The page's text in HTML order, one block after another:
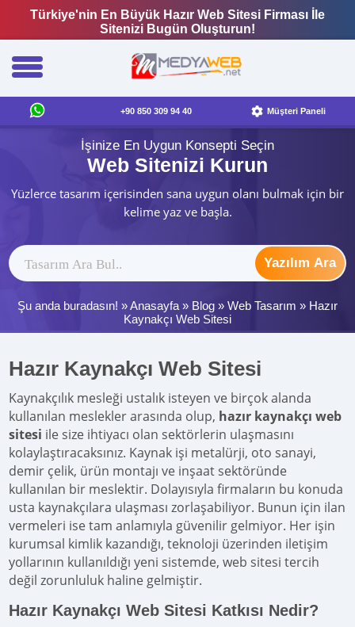
Türkiye'nin En Büyük Hazır Web Sitesi Firması İle
Sitenizi Bugün Oluşturun!
+90 850 309 94 40 Müşteri Paneli
İşinize En Uygun Konsepti Seçin
Web Sitenizi Kurun
Yüzlerce tasarım içerisinden sana uygun olanı bulmak için bir
kelime yaz ve başla.
Yazılım Ara
Şu anda buradasın! »Anasayfa » Blog » Web Tasarım » Hazır
Kaynakçı Web Sitesi
Hazır Kaynakçı Web Sitesi
Kaynakçılık mesleği ustalık isteyen ve birçok alanda
kullanılan meslekler arasında olup, hazır kaynakçı web
sitesi ile size ihtiyacı olan sektörlerin ulaşmasını
kolaylaştıracaksınız. Kaynak işi metalürji, oto sanayi,
demir çelik, ürün montajı ve inşaat sektöründe
kullanılan bir meslektir. Dolayısıyla firmaların bu konuda
usta kaynakçılara ulaşması zorlaşabiliyor. Bunun için ilan
vermeleri ise tam anlamıyla güvenilir gelmiyor. Her işin
kurumsal kimlik kazandığı, teknoloji üzerinden iletişim
yollarının kullanıldığı yeni sistemde, web sitesi tercih
değil zorunluluk haline gelmiştir.
Hazır Kaynakçı Web Sitesi Katkısı Nedir?